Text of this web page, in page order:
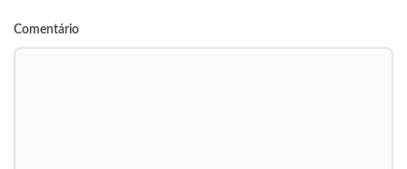
Comentário